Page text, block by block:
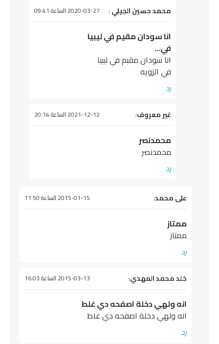
محمد حسين الجيلي: 2020-03-27 الساعة 09:41
انا سودان مقيم في ليبيا
انا سودان مقيم في ليبيا
في الزويه
غير معروف: 2021-12-12 الساعة 20:14
محمدنصر
محمدنصر
على محمد 2015-01-15 الساعة 11:50
خلد محمد المهدي: 2015-03-13 الساعة 16:03
انه ولهي دخلة اصفحه دي غلط
انه ولهي دخلة اصفحه دي غلط